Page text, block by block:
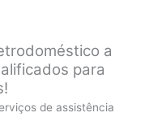
a
para
de assistência